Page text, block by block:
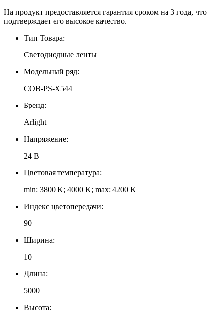
На продукт предоставляется гарантия сроком на 3 года, что
подтверждает его высокое качество.
Тип Товара:
Светодиодные ленты
Модельный ряд:
COB-PS-X544
Бренд:
Arlight
Напряжение:
24 В
Цветовая температура:
min: 3800 K; 4000 K; max: 4200 K
Индекс цветопередачи:
90
Ширина:
10
Длина:
5000
Высота: